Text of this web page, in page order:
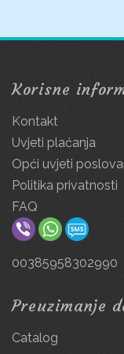
Korisne
Kontakt
Uvjeti plaćanja
Opći uvjeti
Politika privatnosti
FAQ
00385958302990
Preuzimanje
Catalog